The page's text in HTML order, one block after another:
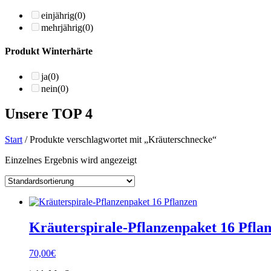
einjährig(0)
mehrjährig(0)
Produkt Winterhärte
ja(0)
nein(0)
Unsere TOP 4
Start / Produkte verschlagwortet mit „Kräuterschnecke“
Einzelnes Ergebnis wird angezeigt
Kräuterspirale-Pflanzenpaket 16
70,00€